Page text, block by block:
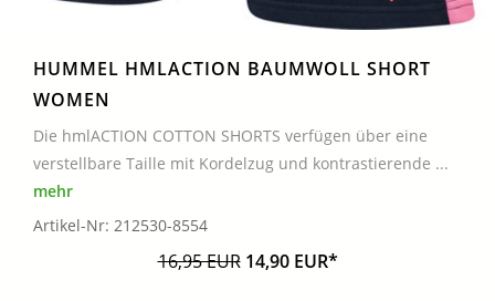
HUMMEL HMLACTION BAUMWOLL SHORT
WOMEN
Die hmlACTION COTTON SHORTS verfügen über eine
verstellbare Taille mit Kordelzug und kontrastierende ...
mehr
Artikel-Nr: 212530-8554
16,95 EUR14,90 EUR*